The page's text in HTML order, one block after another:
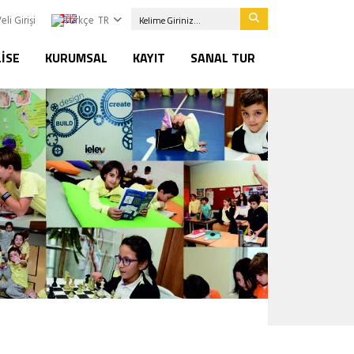
Girişi TR
KURUMSAL KAYIT SANAL TUR